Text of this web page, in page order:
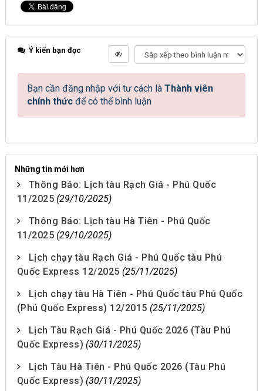
Ý kiến bạn đọc
Bạn cần đăng nhập với tư cách là Thành viên
chính thứcđể có thể bình luận
Những tin mới hơn
Thông Báo: Lịch tàu Rạch Giá - Phú Quốc
11/2025 (29/10/2025)
Thông Báo: Lịch tàu Hà Tiên - Phú Quốc
11/2025 (29/10/2025)
Lịch chạy tàu Rạch Giá - Phú Quốc tàu Phú
Quốc Express 12/2025 (25/11/2025)
Lịch chạy tàu Hà Tiên - Phú Quốc tàu Phú Quốc
(Phú Quốc Express) 12/2015 (25/11/2025)
Lịch Tàu Rạch Giá - Phú Quốc 2026 (Tàu Phú
Quốc Express) (30/11/2025)
Lịch Tàu Hà Tiên - Phú Quốc 2026 (Tàu Phú
Quốc Express) (30/11/2025)